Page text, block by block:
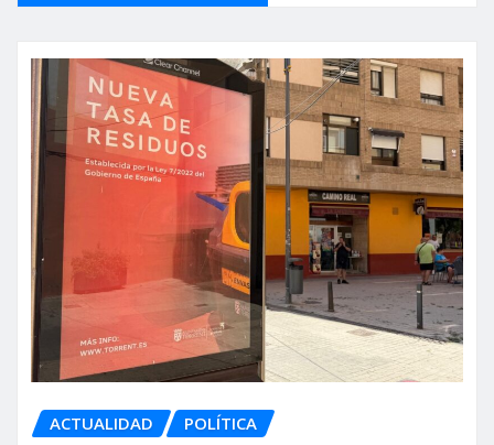
ACTUALIDAD POLÍTICA